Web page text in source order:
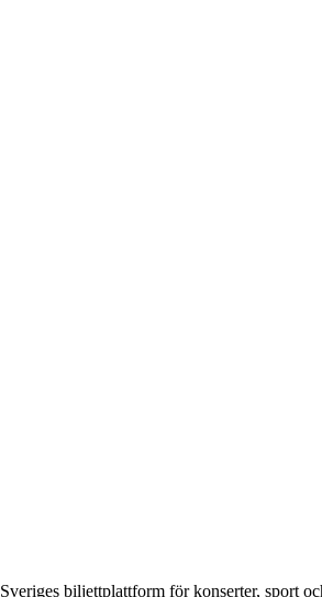
Sveriges biljettplattform för konserter, sport